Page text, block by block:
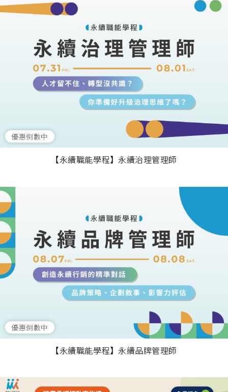
優惠倒數中
【永續職能學程】永續治理管理師
優惠倒數中
【永續職能學程】永續品牌管理師